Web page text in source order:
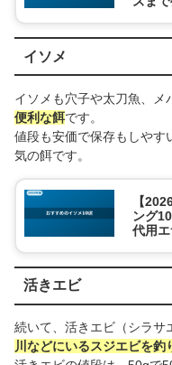
イソメ
イソメも穴子や太刀魚、メ
便利な餌です。
値段も安価で保存もしやす
気の餌です。
【
ング
代用
活きエビ
続いて、活きエビ（シラサ
川などにいるスジエビを